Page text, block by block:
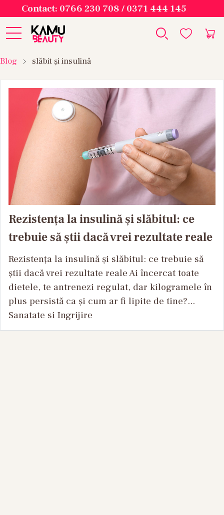
Contact: 0766 230 708 / 0371 444 145
Blog slăbit și insulină
Rezistența la insulină și slăbitul: ce
trebuie să știi dacă vrei rezultate reale
Rezistența la insulină și slăbitul: ce trebuie să
știi dacă vrei rezultate reale Ai încercat toate
dietele, te antrenezi regulat, dar kilogramele în
plus persistă ca și cum ar fi lipite de tine?...
Sanatate si Ingrijire